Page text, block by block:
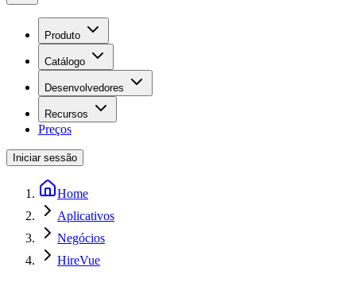
Produto
Catálogo
Desenvolvedores
Recursos
Preços
Iniciar sessão
Home
Aplicativos
Negócios
HireVue